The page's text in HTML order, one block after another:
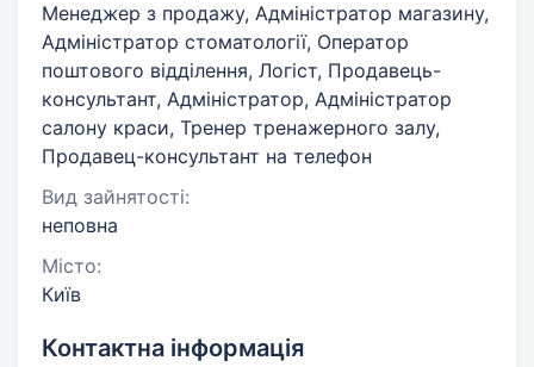
Менеджер з продажу, Адміністратор магазину,
Адміністратор стоматології, Оператор
поштового відділення, Логіст, Продавець-
консультант, Адміністратор, Адміністратор
салону краси, Тренер тренажерного залу,
Продавец-консультант на телефон
Вид зайнятості:
неповна
Місто:
Київ
Контактна інформація